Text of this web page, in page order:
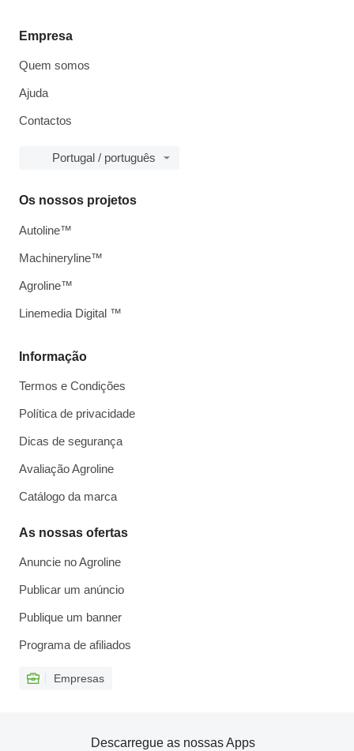
Empresa
Quem somos
Ajuda
Contactos
Portugal / português
Informação
Termos e Condições
Política de privacidade
Dicas de segurança
Avaliação Agroline
Catálogo da marca
As nossas ofertas
Anuncie no Agroline
Publicar um anúncio
Publique um banner
Programa de afiliados
Empresas
Os nossos projetos
Autoline™
Machineryline™
Agroline™
Linemedia Digital ™
Descarregue as nossas Apps